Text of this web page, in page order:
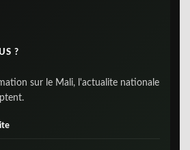
?
sur le Mali, l'actualite nationale